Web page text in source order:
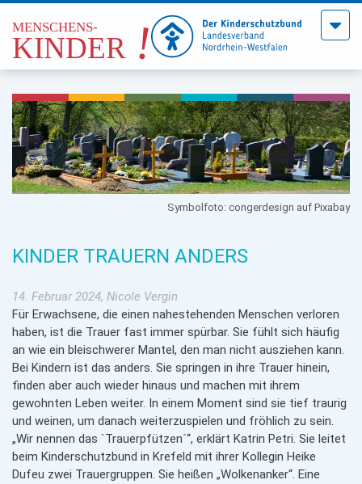
Menü
Symbolfoto: congerdesign auf Pixabay
KINDER TRAUERN ANDERS
14. Februar 2024, Nicole Vergin
Für Erwachsene, die einen nahestehenden Menschen verloren
haben, ist die Trauer fast immer spürbar. Sie fühlt sich häufig
an wie ein bleischwerer Mantel, den man nicht ausziehen kann.
Bei Kindern ist das anders. Sie springen in ihre Trauer hinein,
finden aber auch wieder hinaus und machen mit ihrem
gewohnten Leben weiter. In einem Moment sind sie tief traurig
und weinen, um danach weiterzuspielen und fröhlich zu sein.
„Wir nennen das `Trauerpfützen´“, erklärt Katrin Petri. Sie leitet
beim Kinderschutzbund in Krefeld mit ihrer Kollegin Heike
Dufeu zwei Trauergruppen. Sie heißen „Wolkenanker“. Eine